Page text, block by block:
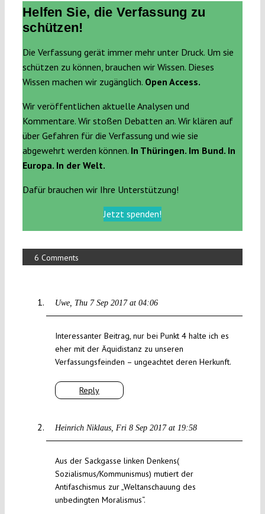
Helfen Sie, die Verfassung zu
schützen!
Die Verfassung gerät immer mehr unter Druck. Um sie
schützen zu können, brauchen wir Wissen. Dieses
Wissen machen wir zugänglich. Open Access.
Wir veröffentlichen aktuelle Analysen und
Kommentare. Wir stoßen Debatten an. Wir klären auf
über Gefahren für die Verfassung und wie sie
abgewehrt werden können. In Thüringen. Im Bund. In
Europa. In der Welt.
Dafür brauchen wir Ihre Unterstützung!
Jetzt spenden!
6 Comments
Uwe Thu 7 Sep 2017 at 04:06
Reply
Interessanter Beitrag, nur bei Punkt 4 halte ich es
eher mit der Äquidistanz zu unseren
Verfassungsfeinden – ungeachtet deren Herkunft.
Heinrich Niklaus Fri 8 Sep 2017 at 19:58
Aus der Sackgasse linken Denkens(
Sozialismus/Kommunismus) mutiert der
Antifaschismus zur „Weltanschauung des
unbedingten Moralismus“.